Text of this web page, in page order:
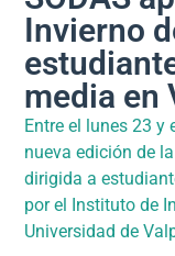
Invierno
media en
Entre el lunes 23 y
nueva edición de
dirigida a
por el Instituto de
Universidad de